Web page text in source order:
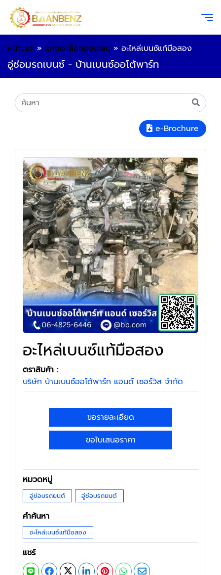
หน้าแรก » แคตตาล็อกออนไลน์ » อะไหล่เบนซ์แท้มือสอง
อู่ซ่อมรถเบนซ์ - บ้านเบนซ์ออโต้พาร์ท
e-Brochure
อะไหล่เบนซ์แท้มือสอง
ตราสินค้า :
บริษัท บ้านเบนซ์ออโต้พาร์ท แอนด์ เซอร์วิส จำกัด
ขอรายละเอียด
ขอใบเสนอราคา
หมวดหมู่
อู่ซ่อมรถยนต์ อู่ซ่อมรถยนต์
คำค้นหา
อะไหล่เบนซ์แท้มือสอง
แชร์